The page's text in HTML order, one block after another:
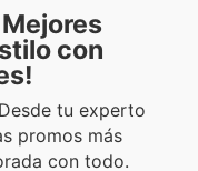
con
tu experto
promos más
con todo.